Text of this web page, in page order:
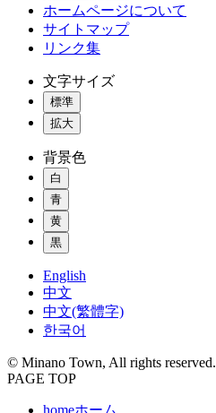
ホームページについて
サイトマップ
リンク集
文字サイズ
標準
拡大
背景色
白
青
黄
黒
English
中文
中文(繁體字)
한국어
© Minano Town, All rights reserved.
PAGE TOP
homeホーム